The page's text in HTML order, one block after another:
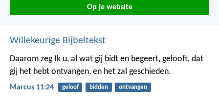
Op je website
Willekeurige Bijbeltekst
Daarom zeg Ik u, al wat gij bidt en begeert, gelooft, dat
gij het hebt ontvangen, en het zal geschieden.
Marcus 11:24 geloof bidden ontvangen